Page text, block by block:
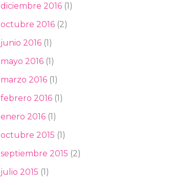
diciembre 2016(1)
octubre 2016(2)
junio 2016(1)
mayo 2016(1)
marzo 2016(1)
febrero 2016(1)
enero 2016(1)
octubre 2015 (1)
septiembre 2015 (2)
julio 2015 (1)